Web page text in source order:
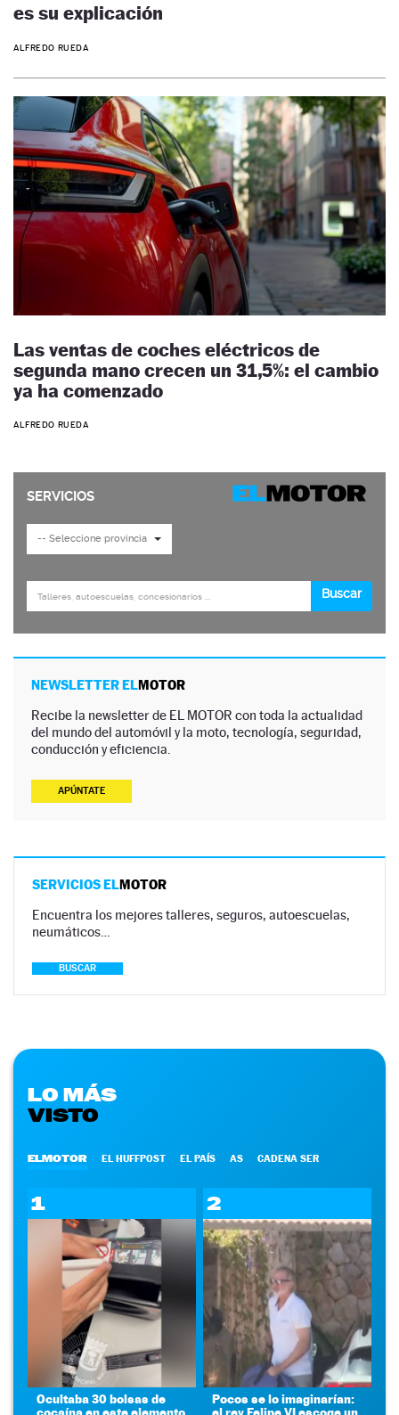
es su explicación
ALFREDO RUEDA
Las ventas de coches eléctricos de
segunda mano crecen un 31,5%: el cambio
ya ha comenzado
ALFREDO RUEDA
NEWSLETTER ELMOTOR
Recibe la newsletter de EL MOTOR con toda la actualidad
del mundo del automóvil y la moto, tecnología, seguridad,
conducción y eficiencia.
APÚNTATE
SERVICIOS ELMOTOR
Encuentra los mejores talleres, seguros, autoescuelas,
neumáticos…
BUSCAR
LO MÁS
VISTO
ELMOTOR EL HUFFPOST EL PAÍS AS CADENA SER
1
Ocultaba 30 bolsas de
2
Pocos se lo imaginarían: